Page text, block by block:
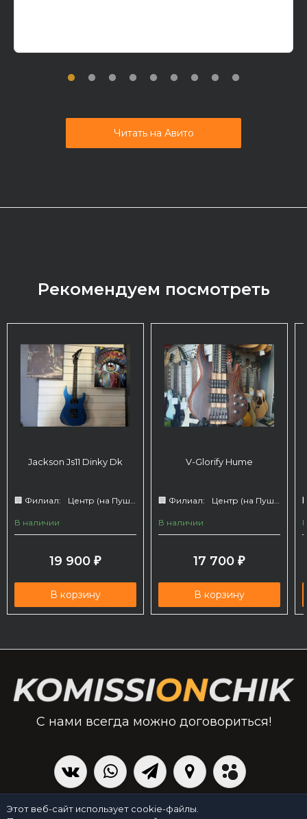
Читать на Авито
Рекомендуем посмотреть
Jackson Js11 Dinky Dk
🏢 Филиал: Центр (на Пушкина 66)
В наличии
19 900 ₽
В корзину
V-Glorify Hume
🏢 Филиал: Центр (на Пушкина 66)
В наличии
17 700 ₽
В корзину
С нами всегда можно договориться!
Политика персональных данных | Создано командой x³.run
Этот веб-сайт использует cookie-файлы.